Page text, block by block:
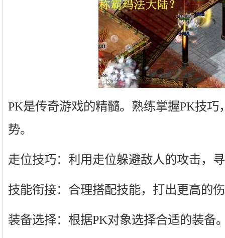
PK是传奇游戏的精髓。熟练掌握PK技巧
势。
走位技巧：利用走位躲避敌人的攻击，
技能衔接：合理搭配技能，打出更高的
装备选择：根据PK对象选择合适的装备